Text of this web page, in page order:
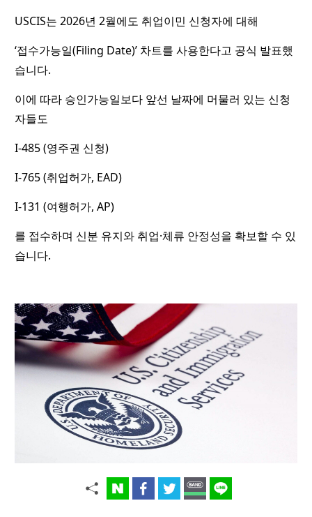
USCIS는 2026년 2월에도 취업이민 신청자에 대해
‘접수가능일(Filing Date)’ 차트를 사용한다고 공식 발표했
습니다.
이에 따라 승인가능일보다 앞선 날짜에 머물러 있는 신청
자들도
I-485 (영주권 신청)
I-765 (취업허가, EAD)
I-131 (여행허가, AP)
를 접수하며 신분 유지와 취업·체류 안정성을 확보할 수 있
습니다.